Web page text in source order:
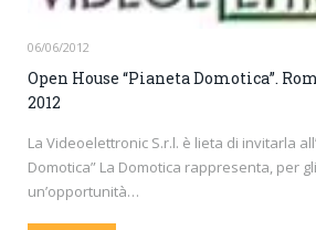
06/06/2012
Open House “Pianeta Domotica”.
2012
La Videoelettronic S.r.l. è lieta di invitarla
Domotica” La Domotica rappresenta, per
un’opportunità…